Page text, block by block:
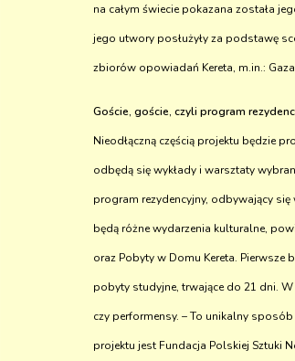
na całym świecie pokazana została
jego utwory posłużyły za podstawę
zbiorów opowiadań Kereta, m.in.:
Goście, goście, czyli program
Nieodłączną częścią projektu będzie
odbędą się wykłady i warsztaty
program rezydencyjny, odbywający
będą różne wydarzenia kulturalne,
oraz Pobyty w Domu Kereta. Pierwsze
pobyty studyjne, trwające do 21 dni.
czy performensy. – To unikalny
projektu jest Fundacja Polskiej Sztuki